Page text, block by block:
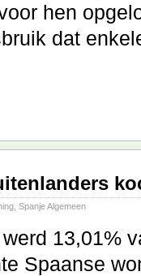
hen
dat
Spanje Algemeen
13,01%
Spaanse